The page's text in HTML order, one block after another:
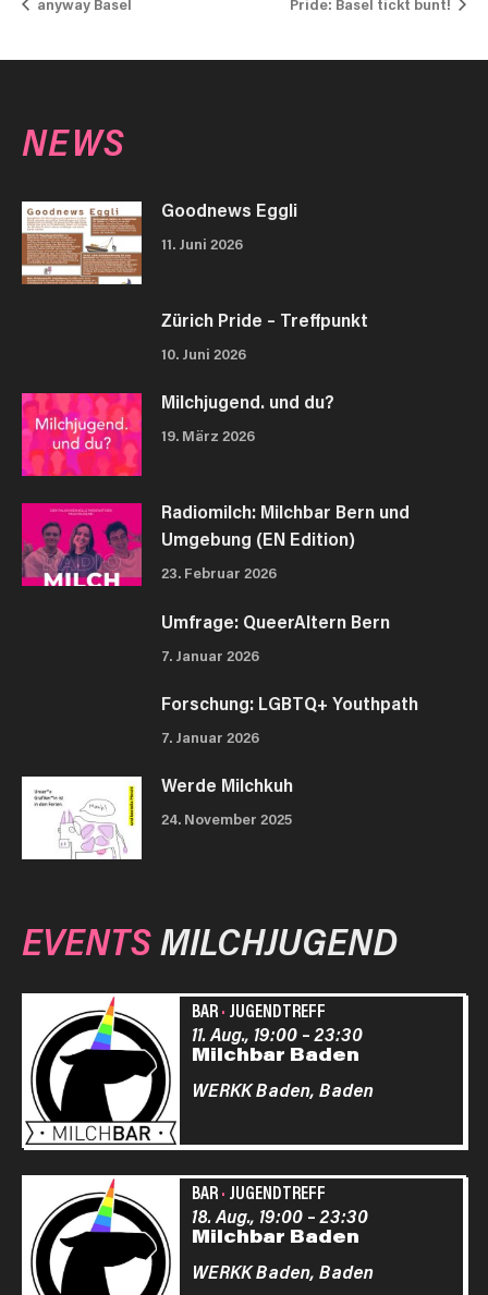
anyway Basel Pride: Basel tickt bunt!
NEWS
Goodnews Eggli
11. Juni 2026
Zürich Pride – Treffpunkt
10. Juni 2026
Milchjugend. und du?
19. März 2026
Radiomilch: Milchbar Bern und
Umgebung (EN Edition)
23. Februar 2026
Umfrage: QueerAltern Bern
7. Januar 2026
Forschung: LGBTQ+ Youthpath
7. Januar 2026
Werde Milchkuh
24. November 2025
EVENTSMILCHJUGEND
BAR· JUGENDTREFF
Milchbar Baden
11. Aug., 19:00–23:30
WERKK Baden, Baden
BAR· JUGENDTREFF
Milchbar Baden
18. Aug., 19:00–23:30
WERKK Baden, Baden